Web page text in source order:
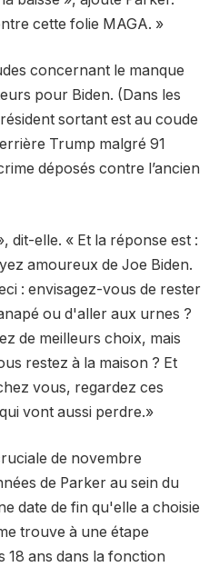
cette folie MAGA. »
concernant le manque
pour Biden. (Dans les
sortant est au coude
Trump malgré 91
déposés contre l’ancien
dit-elle. « Et la réponse est :
amoureux de Joe Biden.
: envisagez-vous de rester
ou d'aller aux urnes ?
de meilleurs choix, mais
restez à la maison ? Et
vous, regardez ces
vont aussi perdre.»
de novembre
de Parker au sein du
date de fin qu'elle a choisie
trouve à une étape
18 ans dans la fonction